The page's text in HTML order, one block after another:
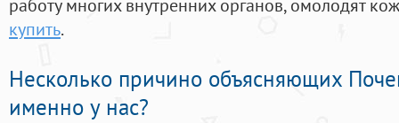
работу многих внутренних органов, омолодят
купить.
Несколько причино объясняющих
именно у нас?